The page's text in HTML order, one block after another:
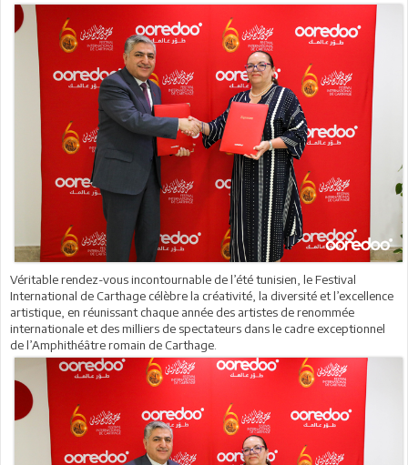
Véritable rendez-vous incontournable de l’été tunisien, le Festival
International de Carthage célèbre la créativité, la diversité et l’excellence
artistique, en réunissant chaque année des artistes de renommée
internationale et des milliers de spectateurs dans le cadre exceptionnel
de l’Amphithéâtre romain de Carthage.